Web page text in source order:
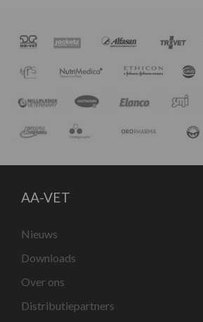
AA-VET
Nieuws
Downloads
Over ons
Distributiepartners